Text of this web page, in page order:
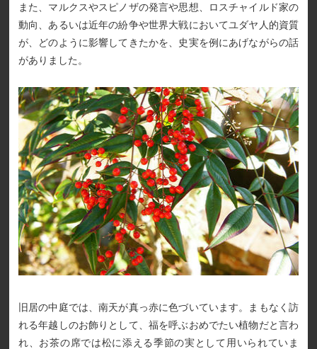
また、マルクスやスピノザの発言や思想、ロスチャイルド家の
動向、あるいは近年の紛争や世界大戦においてユダヤ人的資質
が、どのように影響してきたかを、史実を例にあげながらの話
がありました。
旧居の中庭では、南天が真っ赤に色づいています。まもなく訪
れる年越しのお飾りとして、福を呼ぶおめでたい植物だと言わ
れ、お茶の席では松に添える季節の実として用いられていま